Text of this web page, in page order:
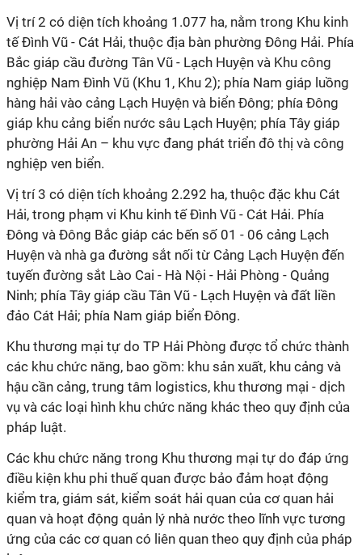
Vị trí 2 có diện tích khoảng 1.077 ha, nằm trong Khu kinh
tế Đình Vũ - Cát Hải, thuộc địa bàn phường Đông Hải. Phía
Bắc giáp cầu đường Tân Vũ - Lạch Huyện và Khu công
nghiệp Nam Đình Vũ (Khu 1, Khu 2); phía Nam giáp luồng
hàng hải vào cảng Lạch Huyện và biển Đông; phía Đông
giáp khu cảng biển nước sâu Lạch Huyện; phía Tây giáp
phường Hải An – khu vực đang phát triển đô thị và công
nghiệp ven biển.
Vị trí 3 có diện tích khoảng 2.292 ha, thuộc đặc khu Cát
Hải, trong phạm vi Khu kinh tế Đình Vũ - Cát Hải. Phía
Đông và Đông Bắc giáp các bến số 01 - 06 cảng Lạch
Huyện và nhà ga đường sắt nối từ Cảng Lạch Huyện đến
tuyến đường sắt Lào Cai - Hà Nội - Hải Phòng - Quảng
Ninh; phía Tây giáp cầu Tân Vũ - Lạch Huyện và đất liền
đảo Cát Hải; phía Nam giáp biển Đông.
Khu thương mại tự do TP Hải Phòng được tổ chức thành
các khu chức năng, bao gồm: khu sản xuất, khu cảng và
hậu cần cảng, trung tâm logistics, khu thương mại - dịch
vụ và các loại hình khu chức năng khác theo quy định của
pháp luật.
Các khu chức năng trong Khu thương mại tự do đáp ứng
điều kiện khu phi thuế quan được bảo đảm hoạt động
kiểm tra, giám sát, kiểm soát hải quan của cơ quan hải
quan và hoạt động quản lý nhà nước theo lĩnh vực tương
ứng của các cơ quan có liên quan theo quy định của pháp